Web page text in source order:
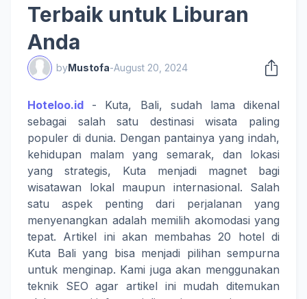
Terbaik untuk Liburan
Anda
byMustofa-August 20, 2024
Hoteloo.id - Kuta, Bali, sudah lama dikenal
sebagai salah satu destinasi wisata paling
populer di dunia. Dengan pantainya yang indah,
kehidupan malam yang semarak, dan lokasi
yang strategis, Kuta menjadi magnet bagi
wisatawan lokal maupun internasional. Salah
satu aspek penting dari perjalanan yang
menyenangkan adalah memilih akomodasi yang
tepat. Artikel ini akan membahas 20 hotel di
Kuta Bali yang bisa menjadi pilihan sempurna
untuk menginap. Kami juga akan menggunakan
teknik SEO agar artikel ini mudah ditemukan